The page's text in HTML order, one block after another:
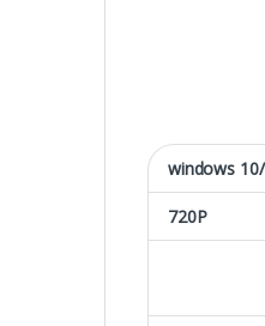
windows
720P